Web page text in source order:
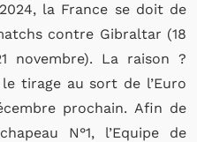
la France se doit de
contre Gibraltar (18
novembre). La raison ?
tirage au sort de l’Euro
prochain. Afin de
N°1, l’Equipe de